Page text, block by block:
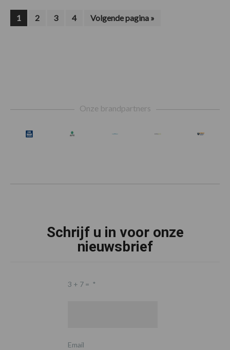
Pagina
1 Pagina
2 Pagina
3 Pagina
4
Ga
naar
Volgende pagina »
Onze brandpartners
Schrijf u in voor onze
nieuwsbrief
3 + 7 = *
Email